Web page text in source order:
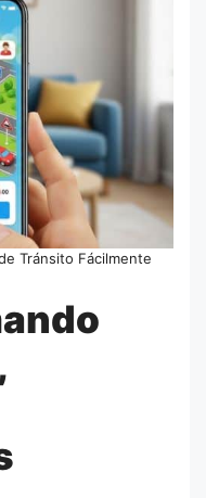
Tránsito Fácilmente